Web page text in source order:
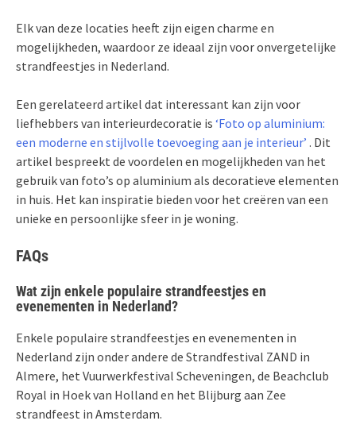
Elk van deze locaties heeft zijn eigen charme en
mogelijkheden, waardoor ze ideaal zijn voor onvergetelijke
strandfeestjes in Nederland.
Een gerelateerd artikel dat interessant kan zijn voor
liefhebbers van interieurdecoratie is ‘Foto op aluminium:
een moderne en stijlvolle toevoeging aan je interieur’ . Dit
artikel bespreekt de voordelen en mogelijkheden van het
gebruik van foto’s op aluminium als decoratieve elementen
in huis. Het kan inspiratie bieden voor het creëren van een
unieke en persoonlijke sfeer in je woning.
FAQs
Wat zijn enkele populaire strandfeestjes en
evenementen in Nederland?
Enkele populaire strandfeestjes en evenementen in
Nederland zijn onder andere de Strandfestival ZAND in
Almere, het Vuurwerkfestival Scheveningen, de Beachclub
Royal in Hoek van Holland en het Blijburg aan Zee
strandfeest in Amsterdam.